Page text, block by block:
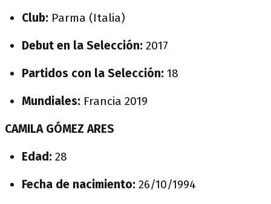
Club: Parma (Italia)
Debut en la Selección: 2017
Partidos con la Selección: 18
Mundiales: Francia 2019
CAMILA GÓMEZ ARES
Edad: 28
Fecha de nacimiento: 26/10/1994